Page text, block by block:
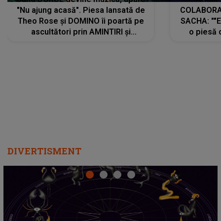
"Nu ajung acasă". Piesa lansată de
Theo Rose și DOMINO îi poartă pe
ascultători prin AMINTIRI și
SACHA:
o piesă
DIVERTISMENT